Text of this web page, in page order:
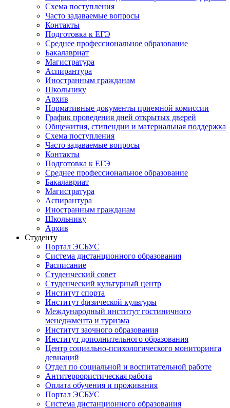
Схема поступления
Часто задаваемые вопросы
Контакты
Подготовка к ЕГЭ
Среднее профессиональное образование
Бакалавриат
Магистратура
Аспирантура
Иностранным гражданам
Школьнику
Архив
Нормативные документы приемной комиссии
График проведения дней открытых дверей
Общежития, стипендии и материальная поддержка
Схема поступления
Часто задаваемые вопросы
Контакты
Подготовка к ЕГЭ
Среднее профессиональное образование
Бакалавриат
Магистратура
Аспирантура
Иностранным гражданам
Школьнику
Архив
Студенту
Портал ЭСБУС
Система дистанционного образования
Расписание
Студенческий совет
Студенческий культурный центр
Институт спорта
Институт физической культуры
Международный институт гостиничного
менеджмента и туризма
Институт заочного образования
Институт дополнительного образования
Центр социально-психологического мониторинга
девиаций
Отдел по социальной и воспитательной работе
Антитеррористическая работа
Оплата обучения и проживания
Портал ЭСБУС
Система дистанционного образования